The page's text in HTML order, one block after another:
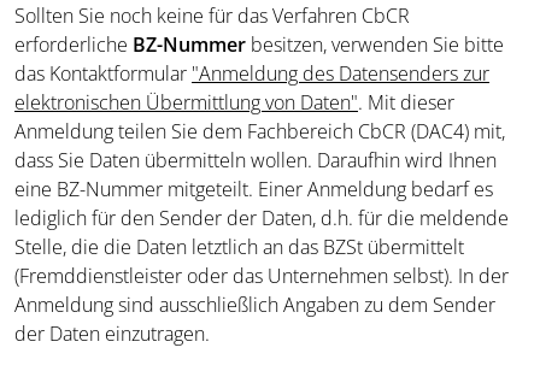
Sollten Sie noch keine für das Verfahren CbCR
erforderliche BZ-Nummer besitzen, verwenden Sie bitte
das Kontaktformular "Anmeldung des Datensenders zur
elektronischen Übermittlung von Daten". Mit dieser
Anmeldung teilen Sie dem Fachbereich CbCR (DAC4) mit,
dass Sie Daten übermitteln wollen. Daraufhin wird Ihnen
eine BZ-Nummer mitgeteilt. Einer Anmeldung bedarf es
lediglich für den Sender der Daten, d.h. für die meldende
Stelle, die die Daten letztlich an das BZSt übermittelt
(Fremddienstleister oder das Unternehmen selbst). In der
Anmeldung sind ausschließlich Angaben zu dem Sender
der Daten einzutragen.